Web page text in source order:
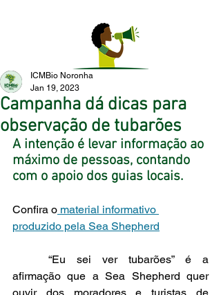
Campanha dá dicas para
observação de tubarões
ICMBio Noronha
Jan 19, 2023
A intenção é levar informação ao
máximo de pessoas, contando
com o apoio dos guias locais.
Confira o material informativo
produzido pela Sea Shepherd
afirmação que a Sea Shepherd quer